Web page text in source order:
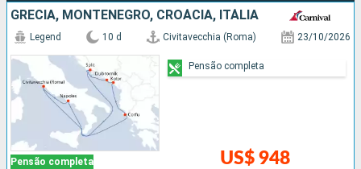
GRÉCIA, MONTENEGRO, CROÁCIA, ITÁLIA
Pensão completa
Legend 10 d Civitavecchia (Roma) 23/10/2026
US$ 948
Pensão completa